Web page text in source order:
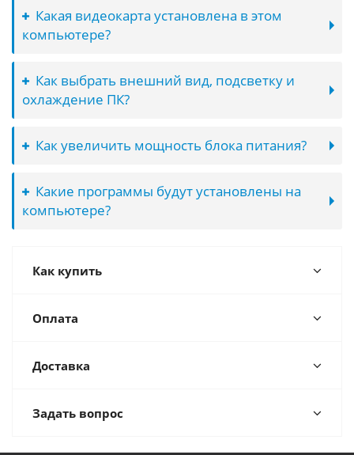
Какая видеокарта установлена в этом
компьютере?
Как выбрать внешний вид, подсветку и
охлаждение ПК?
Как увеличить мощность блока питания?
Какие программы будут установлены на
компьютере?
Как купить
Оплата
Доставка
Задать вопрос